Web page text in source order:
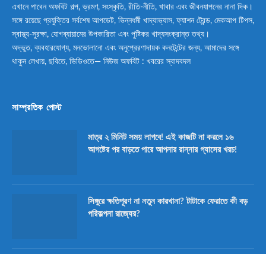
এখানে পাবেন অফবিট গল্প, ভ্রমণ, সংস্কৃতি, রীতি-নীতি, খাবার এবং জীবনযাপনের নানা দিক।
সঙ্গে রয়েছে প্রযুক্তির সর্বশেষ আপডেট, ভিন্নধর্মী খাদ্যাভ্যাস, ফ্যাশন ট্রেন্ড, মেকআপ টিপস,
স্বাস্থ্য-সুরক্ষা, যোগব্যায়ামের উপকারিতা এবং পুষ্টিকর খাদ্যসংক্রান্ত তথ্য।
অদ্ভুত, ব্যবহারযোগ্য, মনভোলানো এবং অনুপ্রেরণাদায়ক কনটেন্টের জন্য, আমাদের সঙ্গে
থাকুন লেখায়, ছবিতে, ভিডিওতে— নিউজ অফবিট : খবরের স্বাদবদল
সাম্প্রতিক পোস্ট
মাত্র ২ মিনিট সময় লাগবে! এই কাজটি না করলে ১৬
আগষ্টের পর বাড়তে পারে আপনার রান্নার গ্যাসের খরচ!
সিঙ্গুরে ক্ষতিপূরণ না নতুন কারখানা? টাটাকে ফেরাতে কী বড়
পরিকল্পনা রাজ্যের?